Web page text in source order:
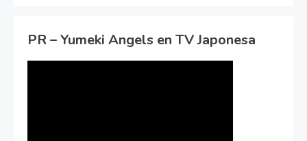
PR – Yumeki Angels en TV Japonesa